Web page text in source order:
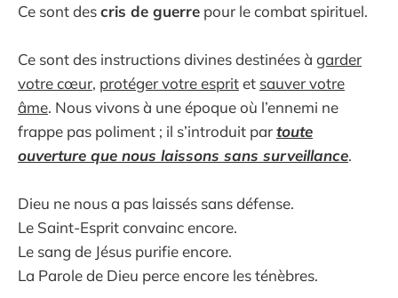
Ce sont descris de guerre pour le combat spirituel.
Ce sont des instructions divines destinées à garder
votre cœur, protéger votre espritet sauver votre
âme. Nous vivons à une époque où l’ennemi ne
frappe pas poliment ; il s’introduit partoute
ouverture que nous laissons sans surveillance.
Dieu ne nous a pas laissés sans défense.
Le Saint-Esprit convainc encore.
Le sang de Jésus purifie encore.
La Parole de Dieu perce encore les ténèbres.